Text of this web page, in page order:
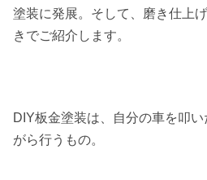
塗装に発展。そして、磨き仕上
きでご紹介します。
DIY板金塗装は、自分の車を叩
がら行うもの。